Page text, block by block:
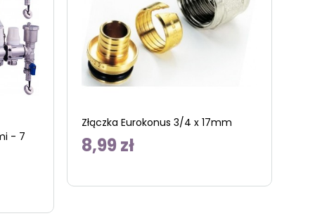
- 7
Złączka Eurokonus 3/4 x 17mm
8,99 zł